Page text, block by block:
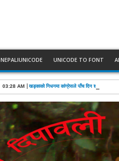
NEPALIUNICODE UNICODE TO FONT
03:28 AM खड्काको निधनमा कांग्रेसले पाँच दिन शोक मनाउने: